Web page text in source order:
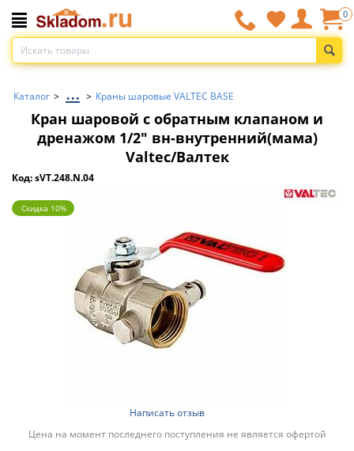
0
Каталог > ... > Краны шаровые VALTEC BASE
Кран шаровой с обратным клапаном и
дренажом 1/2" вн-внутренний(мама)
Valtec/Валтек
Код: sVT.248.N.04
Скидка 10%
Написать отзыв
Цена на момент последнего поступления не является офертой